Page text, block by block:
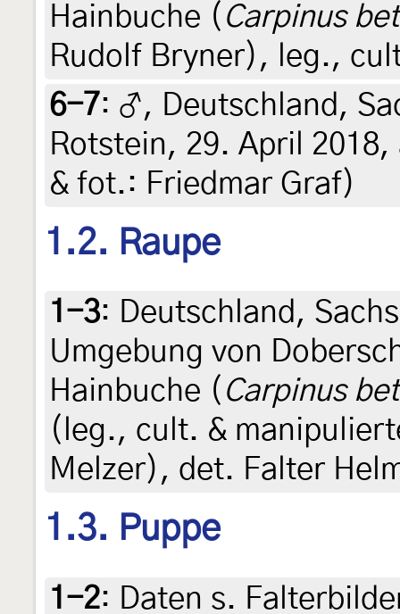
Hainbuche ( Carpinus
Rudolf Bryner), leg.,
6-7: ♂, Deutschland,
Rotstein, 29. April
& fot.: Friedmar Graf)
1.2. Raupe
1-3: Deutschland,
Umgebung von
Hainbuche ( Carpinus
(leg., cult. &
Melzer), det. Falter
1.3. Puppe
1-2: Daten s.